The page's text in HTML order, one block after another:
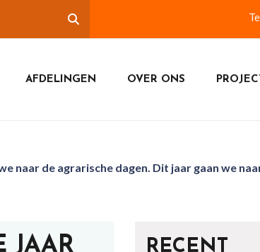
AFDELINGEN OVER ONS
naar de agrarische dagen. Dit jaar gaan we
JAAR
RECENT